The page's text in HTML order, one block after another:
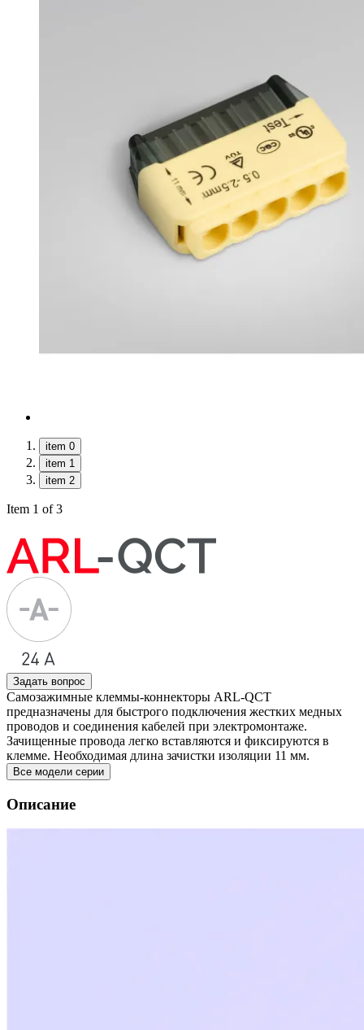
item 0
item 1
item 2
Item 1 of 3
Задать вопрос
Самозажимные клеммы-коннекторы ARL-QCT
предназначены для быстрого подключения жестких медных
проводов и соединения кабелей при электромонтаже.
Зачищенные провода легко вставляются и фиксируются в
клемме. Необходимая длина зачистки изоляции 11 мм.
Все модели серии
Описание